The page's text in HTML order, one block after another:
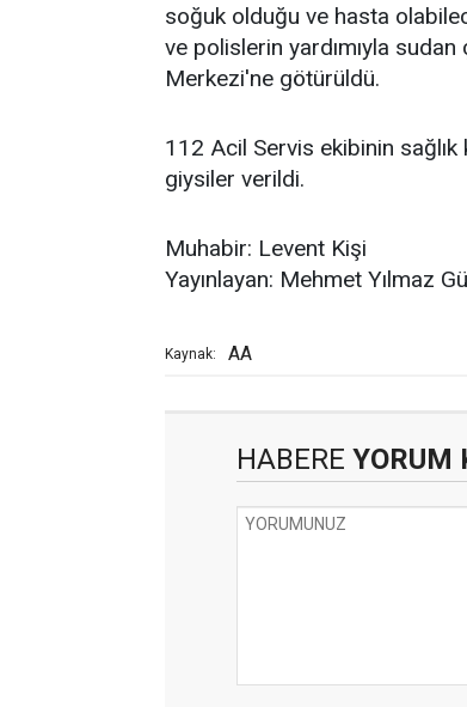
soğuk olduğu ve hasta
ve polislerin yardımıyla sudan
Merkezi'ne götürüldü.
112 Acil Servis ekibinin sağlık
giysiler verildi.
Muhabir: Levent Kişi
Yayınlayan: Mehmet Yılmaz
Kaynak: AA
HABERE YORUM